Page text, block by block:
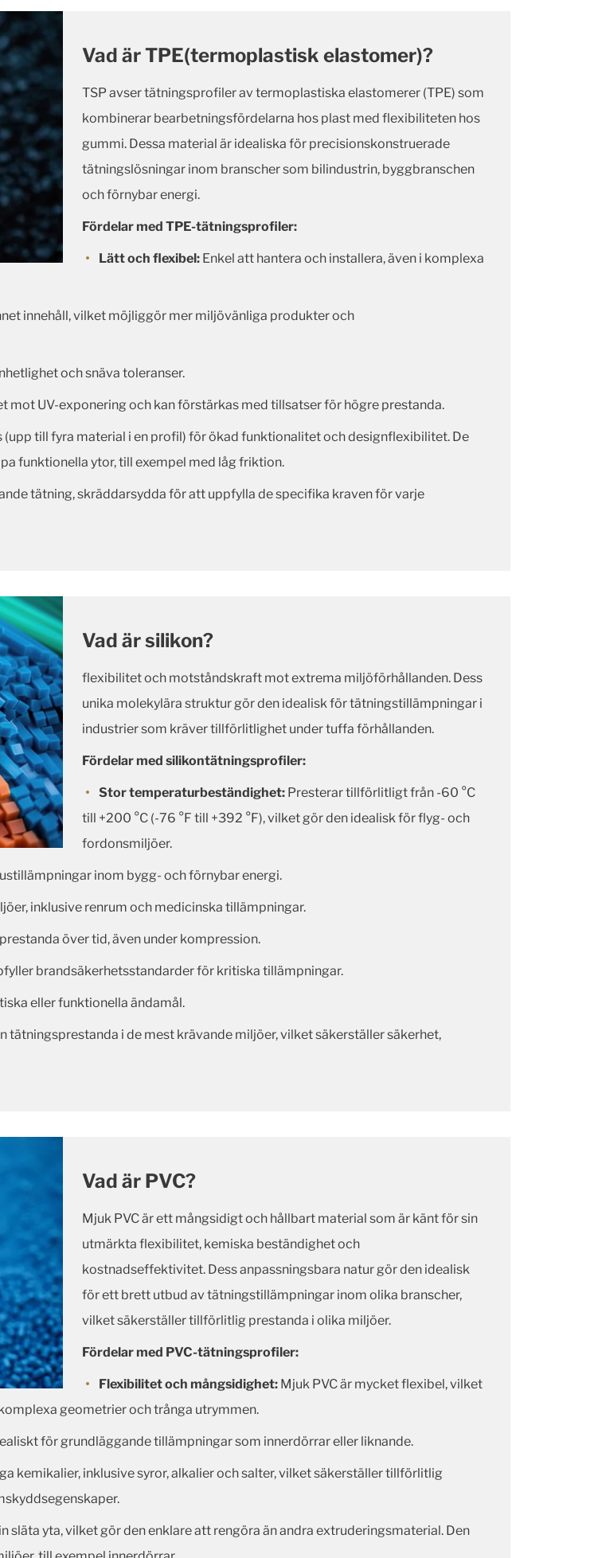
Vad är TPE(termoplastisk elastomer)?
TSP avser tätningsprofiler av termoplastiska elastomerer (TPE) som
kombinerar bearbetningsfördelarna hos plast med flexibiliteten hos
gummi. Dessa material är idealiska för precisionskonstruerade
tätningslösningar inom branscher som bilindustrin, byggbranschen
och förnybar energi.
Fördelar med TPE-tätningsprofiler:
Lätt och flexibel: Enkel att hantera och installera, även i komplexa
innehåll, vilket möjliggör mer miljövänliga produkter och
och snäva toleranser.
mot UV-exponering och kan förstärkas med tillsatser för högre prestanda.
(upp till fyra material i en profil) för ökad funktionalitet och designflexibilitet. De
funktionella ytor, till exempel med låg friktion.
tätning, skräddarsydda för att uppfylla de specifika kraven för varje
Vad är silikon?
flexibilitet och motståndskraft mot extrema miljöförhållanden. Dess
unika molekylära struktur gör den idealisk för tätningstillämpningar i
industrier som kräver tillförlitlighet under tuffa förhållanden.
Fördelar med silikontätningsprofiler:
Stor temperaturbeständighet: Presterar tillförlitligt från -60 °C
till +200 °C (-76 °F till +392 °F), vilket gör den idealisk för flyg- och
fordonsmiljöer.
inom bygg- och förnybar energi.
inklusive renrum och medicinska tillämpningar.
över tid, även under kompression.
brandsäkerhetsstandarder för kritiska tillämpningar.
eller funktionella ändamål.
i de mest krävande miljöer, vilket säkerställer säkerhet,
Vad är PVC?
Mjuk PVC är ett mångsidigt och hållbart material som är känt för sin
utmärkta flexibilitet, kemiska beständighet och
kostnadseffektivitet. Dess anpassningsbara natur gör den idealisk
för ett brett utbud av tätningstillämpningar inom olika branscher,
vilket säkerställer tillförlitlig prestanda i olika miljöer.
Fördelar med PVC-tätningsprofiler:
Flexibilitet och mångsidighet: Mjuk PVC är mycket flexibel, vilket
geometrier och trånga utrymmen.
för grundläggande tillämpningar som innerdörrar eller liknande.
kemikalier, inklusive syror, alkalier och salter, vilket säkerställer tillförlitlig
släta yta, vilket gör den enklare att rengöra än andra extruderingsmaterial. Den